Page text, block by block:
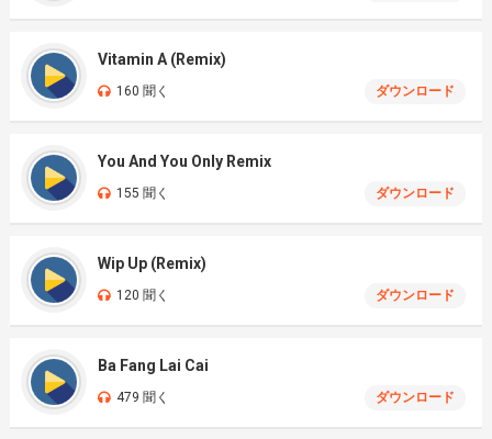
Vitamin A (Remix)
160 聞く ダウンロード
You And You Only Remix
155 聞く ダウンロード
Wip Up (Remix)
120 聞く ダウンロード
Ba Fang Lai Cai
479 聞く ダウンロード